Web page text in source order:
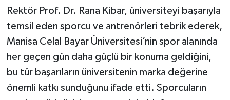
Rektör Prof. Dr. Rana Kibar, üniversiteyi başarıyla
temsil eden sporcu ve antrenörleri tebrik ederek,
Manisa Celal Bayar Üniversitesi’nin spor alanında
her geçen gün daha güçlü bir konuma geldiğini,
bu tür başarıların üniversitenin marka değerine
önemli katkı sunduğunu ifade etti. Sporcuların